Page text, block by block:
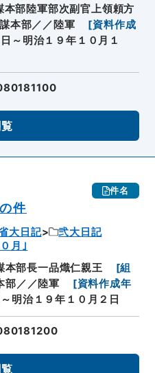
本部陸軍部次副官上領頼方
本部／／陸軍 [資料作成
～明治１９年１０月１
件名
件
大日記
弐大日記
月｣
本部長一品熾仁親王 [組
部／／陸軍 [資料作成年
明治１９年１０月２日